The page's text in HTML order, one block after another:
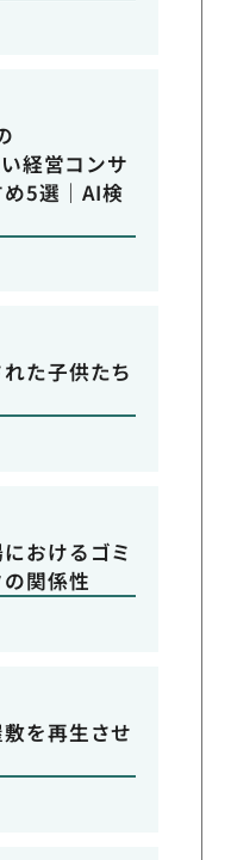
経営コンサ
5選｜AI検
た子供たち
おけるゴミ
関係性
を再生させ